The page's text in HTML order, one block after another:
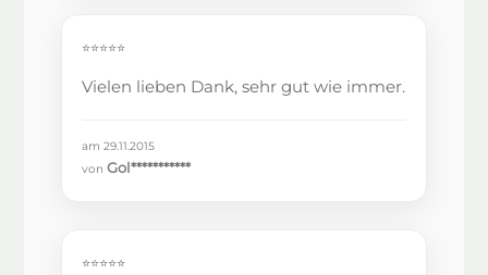
⭐⭐⭐⭐⭐
Vielen lieben Dank, sehr gut wie immer.
am 29.11.2015
vonGol***********
⭐⭐⭐⭐⭐